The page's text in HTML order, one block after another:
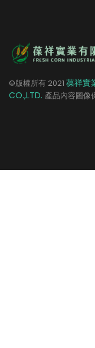
©版權所有 2021 葆祥實
CO.,LTD. 產品內容圖像